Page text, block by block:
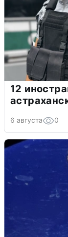
12
6 августа 0